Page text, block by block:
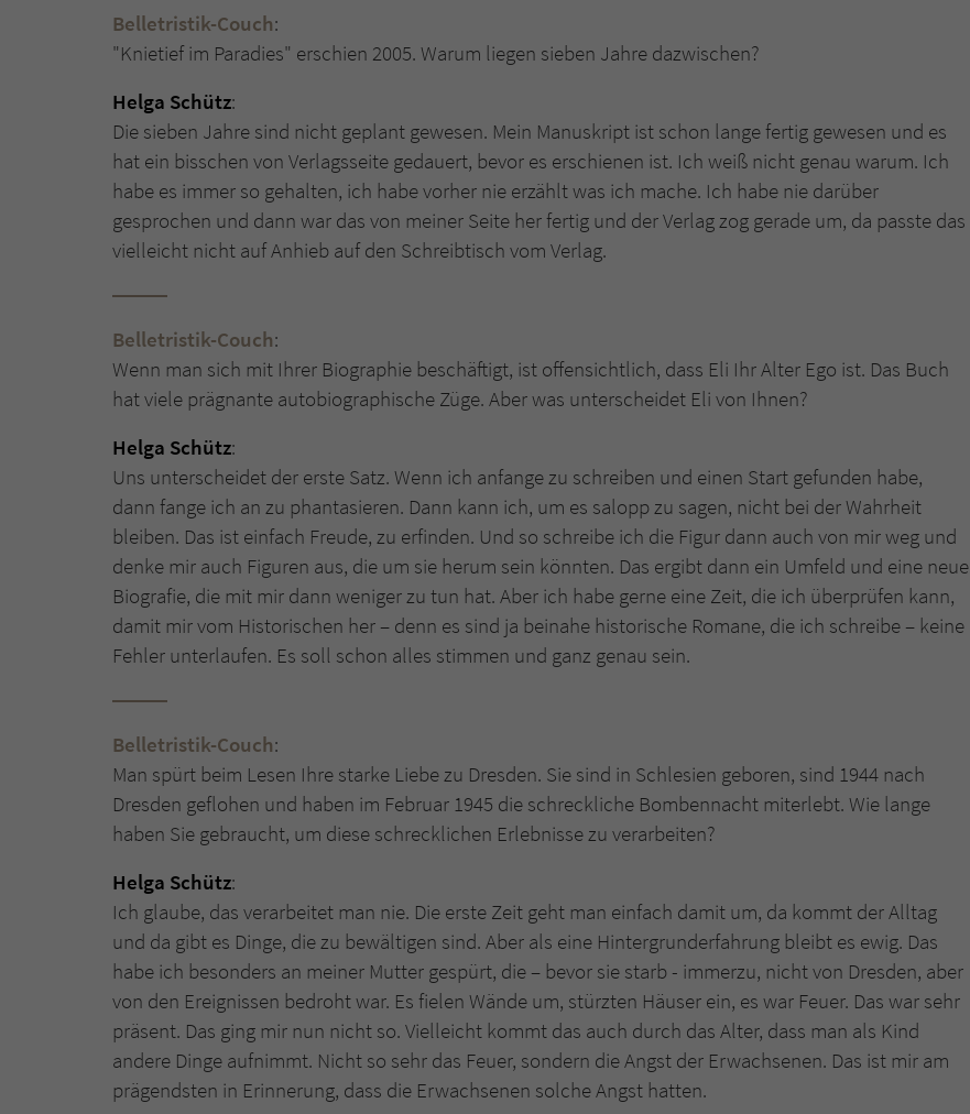
Belletristik-Couch:
"Knietief im Paradies" erschien 2005. Warum liegen sieben Jahre dazwischen?
Helga Schütz:
Die sieben Jahre sind nicht geplant gewesen. Mein Manuskript ist schon lange fertig gewesen und es
hat ein bisschen von Verlagsseite gedauert, bevor es erschienen ist. Ich weiß nicht genau warum. Ich
habe es immer so gehalten, ich habe vorher nie erzählt was ich mache. Ich habe nie darüber
gesprochen und dann war das von meiner Seite her fertig und der Verlag zog gerade um, da passte das
vielleicht nicht auf Anhieb auf den Schreibtisch vom Verlag.
Belletristik-Couch:
Wenn man sich mit Ihrer Biographie beschäftigt, ist offensichtlich, dass Eli Ihr Alter Ego ist. Das Buch
hat viele prägnante autobiographische Züge. Aber was unterscheidet Eli von Ihnen?
Helga Schütz:
Uns unterscheidet der erste Satz. Wenn ich anfange zu schreiben und einen Start gefunden habe,
dann fange ich an zu phantasieren. Dann kann ich, um es salopp zu sagen, nicht bei der Wahrheit
bleiben. Das ist einfach Freude, zu erfinden. Und so schreibe ich die Figur dann auch von mir weg und
denke mir auch Figuren aus, die um sie herum sein könnten. Das ergibt dann ein Umfeld und eine neue
Biografie, die mit mir dann weniger zu tun hat. Aber ich habe gerne eine Zeit, die ich überprüfen kann,
damit mir vom Historischen her – denn es sind ja beinahe historische Romane, die ich schreibe – keine
Fehler unterlaufen. Es soll schon alles stimmen und ganz genau sein.
Belletristik-Couch:
Man spürt beim Lesen Ihre starke Liebe zu Dresden. Sie sind in Schlesien geboren, sind 1944 nach
Dresden geflohen und haben im Februar 1945 die schreckliche Bombennacht miterlebt. Wie lange
haben Sie gebraucht, um diese schrecklichen Erlebnisse zu verarbeiten?
Helga Schütz:
Ich glaube, das verarbeitet man nie. Die erste Zeit geht man einfach damit um, da kommt der Alltag
und da gibt es Dinge, die zu bewältigen sind. Aber als eine Hintergrunderfahrung bleibt es ewig. Das
habe ich besonders an meiner Mutter gespürt, die – bevor sie starb - immerzu, nicht von Dresden, aber
von den Ereignissen bedroht war. Es fielen Wände um, stürzten Häuser ein, es war Feuer. Das war sehr
präsent. Das ging mir nun nicht so. Vielleicht kommt das auch durch das Alter, dass man als Kind
andere Dinge aufnimmt. Nicht so sehr das Feuer, sondern die Angst der Erwachsenen. Das ist mir am
prägendsten in Erinnerung, dass die Erwachsenen solche Angst hatten.
Name tx_pwcomments_ahash
1 Jahr
Zweck Cookie für Kommentare einzelner Buchtitel
Laufzeit Session
den Sicherheitscode des Kontaktformulars zu